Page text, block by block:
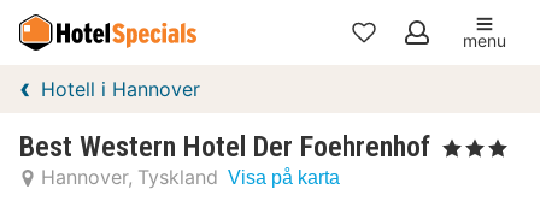
Mina
menu
Hotell i Hannover
Best Western Hotel Der Foehrenhof , 3 Stjärnor
Hannover Tyskland Visa på karta